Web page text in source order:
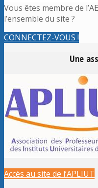
Vous êtes membre de
l’ensemble du site ?
CONNECTEZ-VOUS !
Une
Accès au site de l’APLIUT